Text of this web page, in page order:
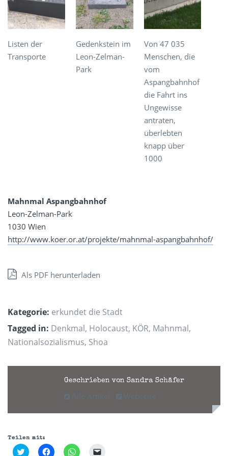
Listen der
Transporte
Gedenkstein im
Leon-Zelman-
Park
Von 47 035
Menschen, die
vom
Aspangbahnhof
die Fahrt ins
Ungewisse
antraten,
überlebten
knapp über
1000
Mahnmal Aspangbahnhof
Leon-Zelman-Park
1030 Wien
http://www.koer.or.at/projekte/mahnmal-aspangbahnhof/
Als PDF herunterladen
Kategorie: erkundet die Stadt
Tagged in: Denkmal, Holocaust, KÖR, Mahnmal,
Nationalsozialismus, Shoa
Geschrieben von Sandra Schäfer
Alle Artikel Webseite
Teilen mit:
Klick, Klick, Klicken,